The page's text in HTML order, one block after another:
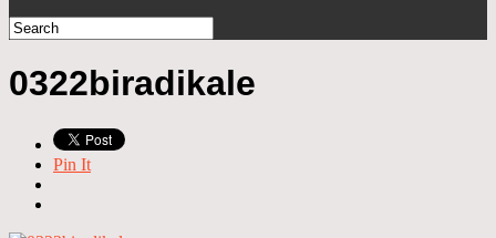
0322biradikale
Pin It